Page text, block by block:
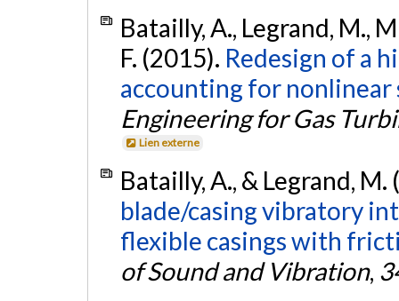
Batailly, A., Legrand, M.,
F. (2015). Redesign of a
accounting for
Engineering for Gas
Lien externe
Batailly, A., & Legrand,
blade/casing vibratory
flexible casings with
of Sound and Vibration,